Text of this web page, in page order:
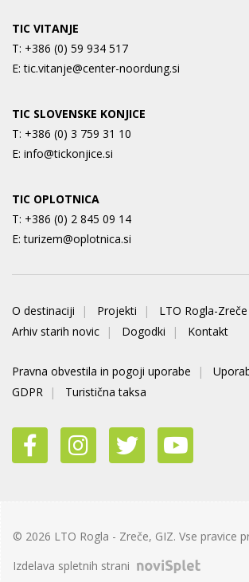
TIC VITANJE
T: +386 (0) 59 934 517
E:tic.vitanje@center-noordung.si
TIC SLOVENSKE KONJICE
T: +386 (0) 3 759 31 10
E: info@tickonjice.si
TIC OPLOTNICA
T: +386 (0) 2 845 09 14
E:turizem@oplotnica.si
O destinaciji Projekti LTO Rogla-Zreče
Arhiv starih novic
Dogodki Kontakt
Pravna obvestila in pogoji uporabe
GDPR
Turistična taksa
© 2026 LTO Rogla - Zreče, GIZ. Vse pravice
Izdelava spletnih strani